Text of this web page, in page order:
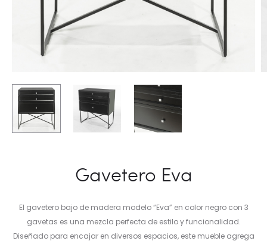
Gavetero Eva
El gavetero bajo de madera modelo “Eva” en color negro con 3
gavetas es una mezcla perfecta de estilo y funcionalidad.
Diseñado para encajar en diversos espacios, este mueble agrega